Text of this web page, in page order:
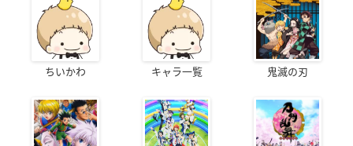
ちいかわ キャラ一覧 鬼滅の刃